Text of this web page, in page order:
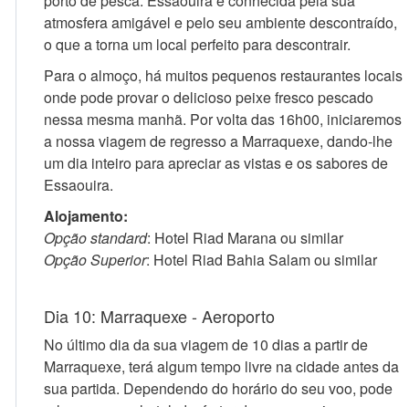
atmosfera amigável e pelo seu ambiente descontraído,
o que a torna um local perfeito para descontrair.
Para o almoço, há muitos pequenos restaurantes locais
onde pode provar o delicioso peixe fresco pescado
nessa mesma manhã. Por volta das 16h00, iniciaremos
a nossa viagem de regresso a Marraquexe, dando-lhe
um dia inteiro para apreciar as vistas e os sabores de
Essaouira.
Alojamento:
Opção standard: Hotel Riad Marana ou similar
Opção Superior: Hotel Riad Bahia Salam ou similar
Dia 10: Marraquexe - Aeroporto
No último dia da sua viagem de 10 dias a partir de
Marraquexe, terá algum tempo livre na cidade antes da
sua partida. Dependendo do horário do seu voo, pode